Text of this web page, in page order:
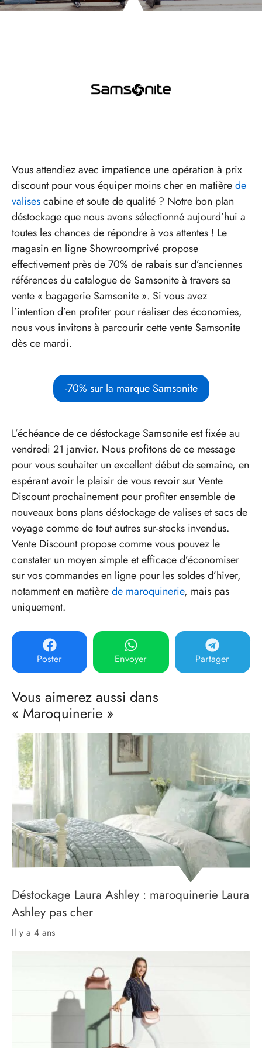
Vous attendiez avec impatience une opération à prix
discount pour vous équiper moins cher en matièrede
valisescabine et soute de qualité ? Notre bon plan
déstockage que nous avons sélectionné aujourd’hui a
toutes les chances de répondre à vos attentes ! Le
magasin en ligne Showroomprivé propose
effectivement près de 70% de rabais sur d’anciennes
références du catalogue de Samsonite à travers sa
vente « bagagerie Samsonite ». Si vous avez
l’intention d’en profiter pour réaliser des économies,
nous vous invitons à parcourir cette vente Samsonite
dès ce mardi.
-70% sur la marque Samsonite
L’échéance de ce déstockage Samsonite est fixée au
vendredi 21 janvier. Nous profitons de ce message
pour vous souhaiter un excellent début de semaine, en
espérant avoir le plaisir de vous revoir sur Vente
Discount prochainement pour profiter ensemble de
nouveaux bons plans déstockage de valises et sacs de
voyage comme de tout autres sur-stocks invendus.
Vente Discount propose comme vous pouvez le
constater un moyen simple et efficace d’économiser
sur vos commandes en ligne pour les soldes d’hiver,
notamment en matièrede maroquinerie, mais pas
uniquement.
Poster Envoyer Partager
Vous aimerez aussi dans
« Maroquinerie »
Déstockage Laura Ashley : maroquinerie Laura
Ashley pas cher
il y a 4 ans